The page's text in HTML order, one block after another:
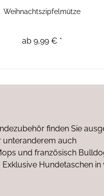
Weihnachtszipfelmütze
ab 9,99 € *
finden Sie
unteranderem auch
und französisch
Hundetaschen in